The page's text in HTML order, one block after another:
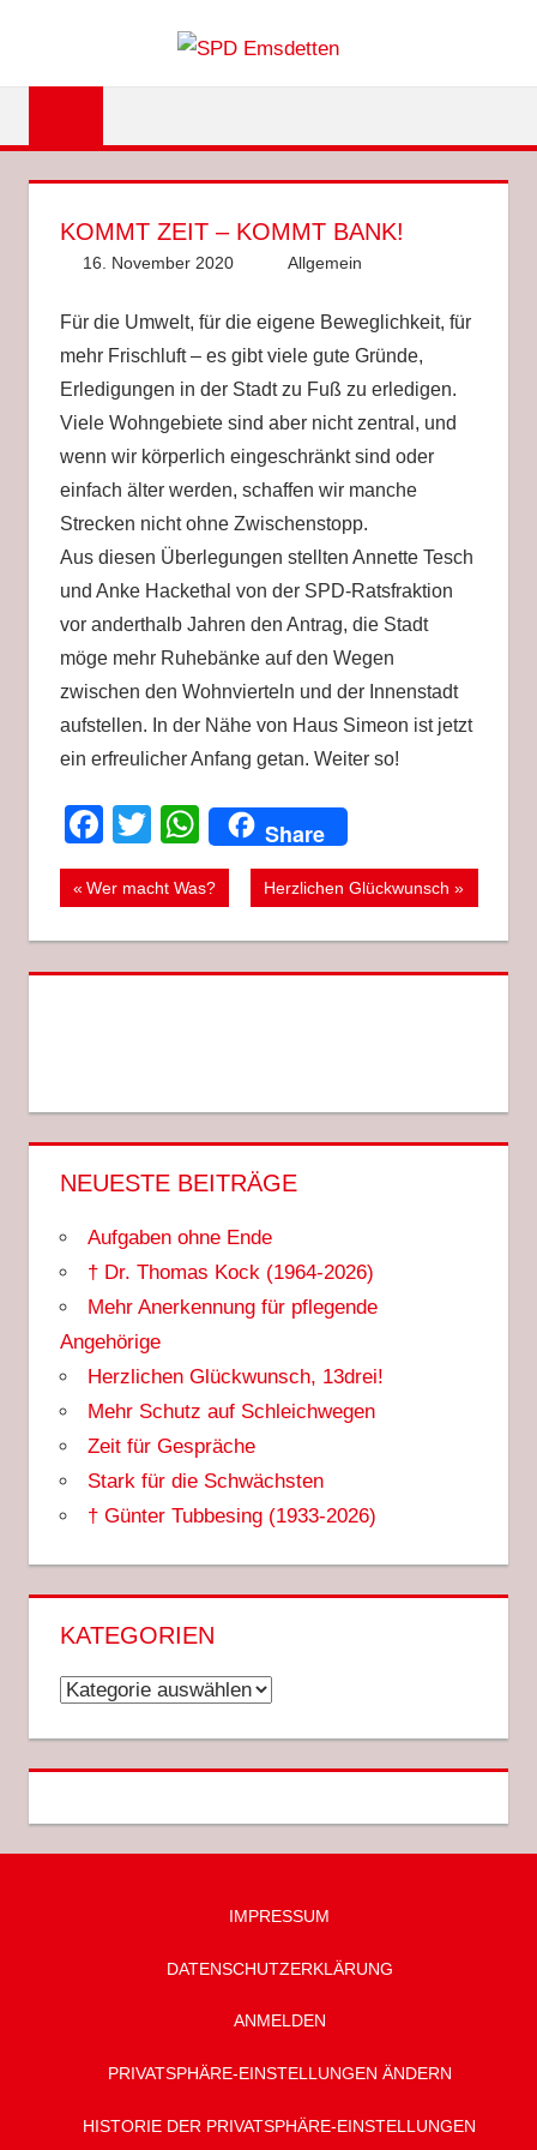
springen
KOMMT ZEIT – KOMMT BANK!
16. November 2020 Anke Hackethal
Allgemein
Für die Umwelt, für die eigene Beweglichkeit, für
mehr Frischluft – es gibt viele gute Gründe,
Erledigungen in der Stadt zu Fuß zu erledigen.
Viele Wohngebiete sind aber nicht zentral, und
wenn wir körperlich eingeschränkt sind oder
einfach älter werden, schaffen wir manche
Strecken nicht ohne Zwischenstopp.
Aus diesen Überlegungen stellten Annette Tesch
und Anke Hackethal von der SPD-Ratsfraktion
vor anderthalb Jahren den Antrag, die Stadt
möge mehr Ruhebänke auf den Wegen
zwischen den Wohnvierteln und der Innenstadt
aufstellen. In der Nähe von Haus Simeon ist jetzt
ein erfreulicher Anfang getan. Weiter so!
Facebook
Twitter
WhatsApp
Share
Beitragsnavigation
Vorheriger
Wer macht Was?
Nächster
Herzlichen Glückwunsch
NEUESTE BEITRÄGE
Aufgaben ohne Ende
† Dr. Thomas Kock (1964-2026)
Mehr Anerkennung für pflegende
Angehörige
Herzlichen Glückwunsch, 13drei!
Mehr Schutz auf Schleichwegen
Zeit für Gespräche
Stark für die Schwächsten
† Günter Tubbesing (1933-2026)
KATEGORIEN
Kategorien
IMPRESSUM
DATENSCHUTZ­ERKLÄRUNG
ANMELDEN
PRIVATSPHÄRE-EINSTELLUNGEN ÄNDERN
HISTORIE DER PRIVATSPHÄRE-EINSTELLUNGEN